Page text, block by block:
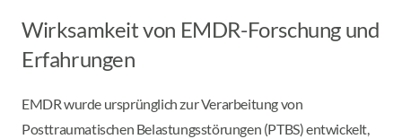
Wirksamkeit von EMDR-Forschung und
Erfahrungen
EMDR wurde ursprünglich zur Verarbeitung von
Posttraumatischen Belastungsstörungen (PTBS) entwickelt,